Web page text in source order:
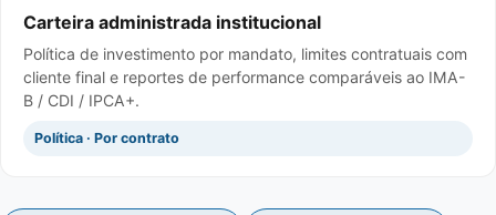
Carteira administrada institucional
Política de investimento por mandato, limites contratuais com
cliente final e reportes de performance comparáveis ao IMA-
B / CDI / IPCA+.
Política · Por contrato